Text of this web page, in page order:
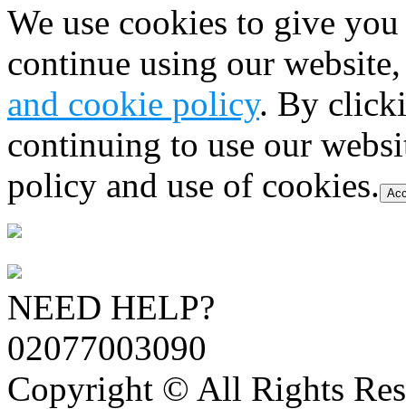
We use cookies to give
continue using our
and cookie policy. By
continuing to use our
policy and use of cookies.
NEED HELP?
02077003090
Copyright © All Rights